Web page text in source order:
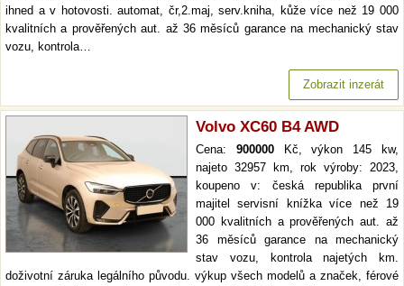
ihned a v hotovosti. automat, čr,2.maj, serv.kniha, kůže více než 19 000
kvalitních a prověřených aut. až 36 měsíců garance na mechanický stav
vozu, kontrola…
Zobrazit inzerát
Volvo XC60 B4 AWD
Cena: 900000Kč, výkon 145 kw,
najeto 32957 km, rok výroby: 2023,
koupeno v: česká republika první
majitel servisní knížka více než 19
000 kvalitních a prověřených aut. až
36 měsíců garance na mechanický
stav vozu, kontrola najetých km.
doživotní záruka legálního původu. výkup všech modelů a značek, férové